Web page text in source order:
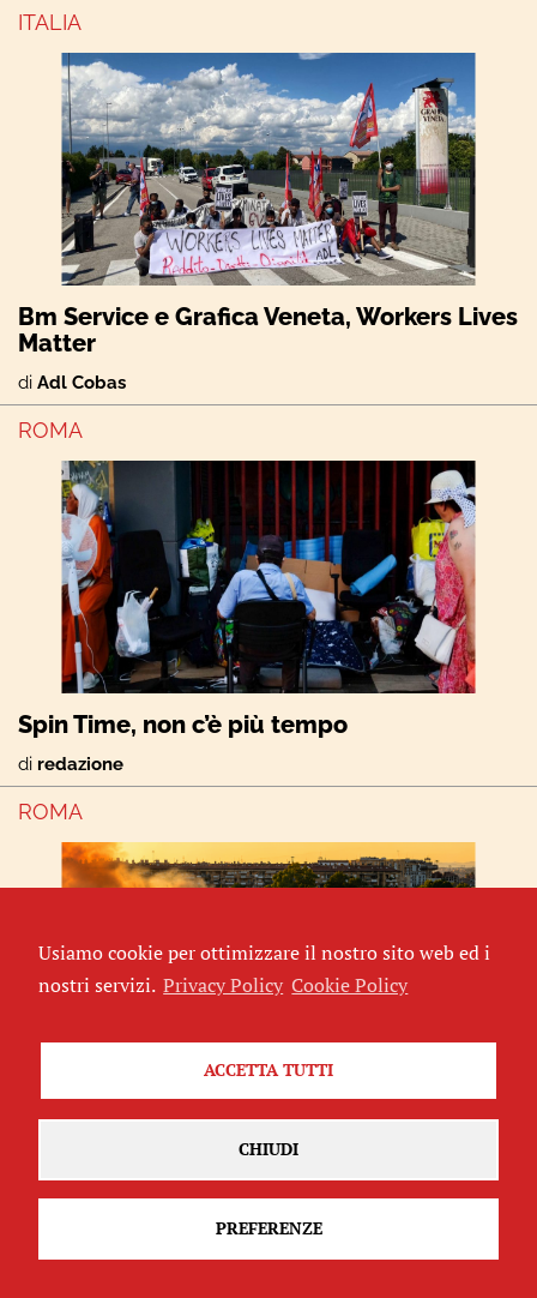
ITALIA
Bm Service e Grafica Veneta, Workers Lives
Matter
di Adl Cobas
ROMA
Spin Time, non c’è più tempo
di redazione
ROMA
Roma Sud brucia, Roma Sud affoga nel
Usiamo cookie per ottimizzare il nostro sito web ed i
nostri servizi. Privacy Policy Cookie Policy
ACCETTA TUTTI
CHIUDI
PREFERENZE